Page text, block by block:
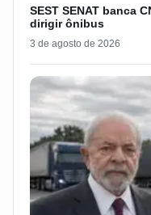
SEST SENAT banca
dirigir ônibus
3 de agosto de 2026